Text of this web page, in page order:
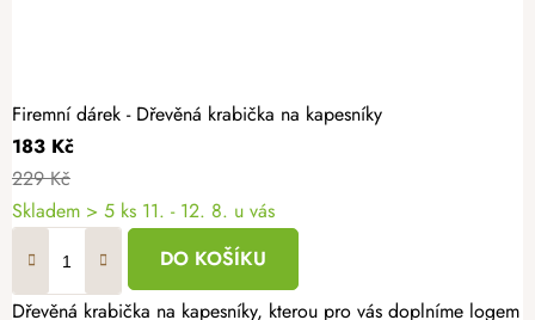
Firemní dárek - Dřevěná krabička na kapesníky
183 Kč
229 Kč
Skladem > 5 ks 11. - 12. 8. u vás
DO KOŠÍKU
Dřevěná krabička na kapesníky, kterou pro vás doplníme